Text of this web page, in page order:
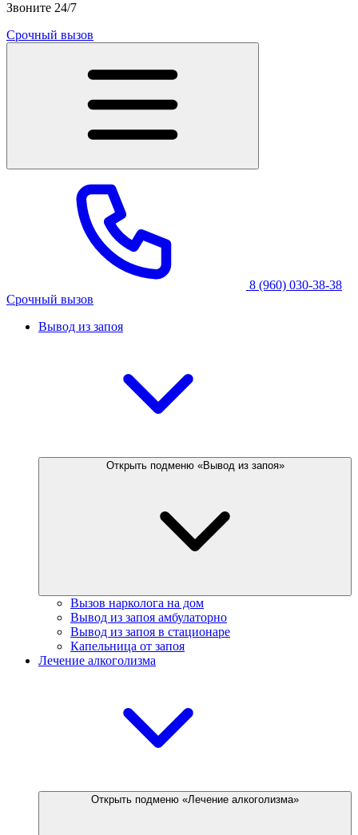
Звоните 24/7
Срочный вызов
8 (960) 030-38-38
Срочный вызов
Вывод из запоя
Открыть подменю «Вывод из запоя»
Вызов нарколога на дом
Вывод из запоя амбулаторно
Вывод из запоя в стационаре
Капельница от запоя
Лечение алкоголизма
Открыть подменю «Лечение алкоголизма»